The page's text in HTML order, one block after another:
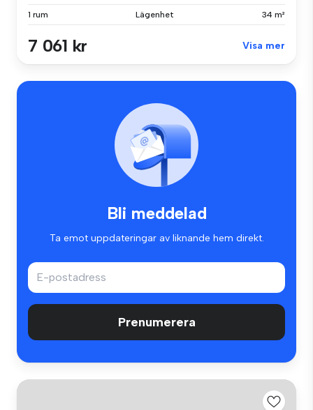
1 rum Lägenhet 34 m²
7 061 kr Visa mer
Bli meddelad
Ta emot uppdateringar av liknande hem direkt.
Prenumerera